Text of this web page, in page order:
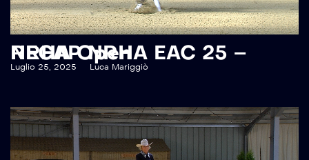
RECAP NRHA EAC 25 – NRHA Open
Luglio 25, 2025 Luca Mariggiò